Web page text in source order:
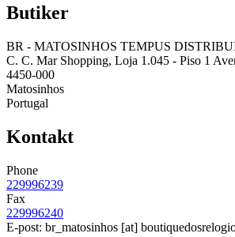
Butiker
BR - MATOSINHOS TEMPUS
C. C. Mar Shopping, Loja 1.045 - Piso 1
4450-000
Matosinhos
Portugal
Kontakt
Phone
229996239
Fax
229996240
E-post: br_matosinhos [at]